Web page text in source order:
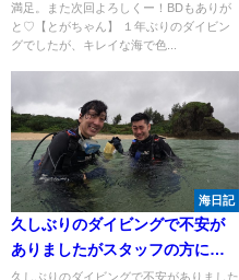
満足。また次回よろしくー！BDもありが
と♡【とがちゃん】 １年ぶりのダイビン
グでしたが、キレイな海で色...
海日記
久しぶりのダイビングで不安が
ありましたがスタッフの方に優
しく教えていただいてとても楽
久しぶりのダイビングで不安がありました